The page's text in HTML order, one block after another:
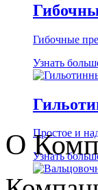
Гибочные
Узнать
Простое и
Узнать
О